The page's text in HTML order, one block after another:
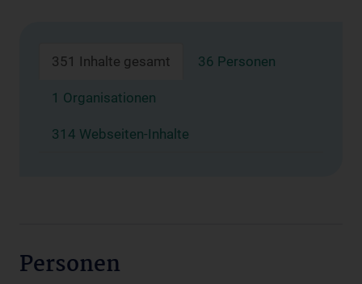
351 Inhalte gesamt 36 Personen
1 Organisationen
314 Webseiten-Inhalte
Personen